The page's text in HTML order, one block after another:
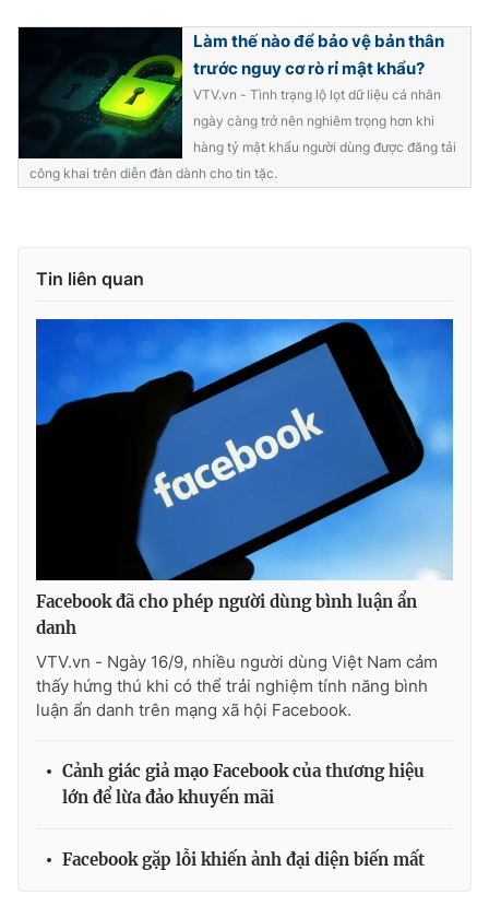
Liên hệ quảng cáo:024-7300.7108
® Cấm sao chép dưới mọi hình thức nếu không có sự chấp
thuận bằng văn bản. Ghi rõ nguồn VTV.vn khi phát hành lại
thông tin từ website này.
Làm thế nào để bảo vệ bản thân
trước nguy cơ rò rỉ mật khẩu?
VTV.vn - Tình trạng lộ lọt dữ liệu cá nhân
ngày càng trở nên nghiêm trọng hơn khi
hàng tỷ mật khẩu người dùng được đăng tải
công khai trên diễn đàn dành cho tin tặc.
Tin liên quan
Facebook đã cho phép người dùng bình luận ẩn
danh
VTV.vn - Ngày 16/9, nhiều người dùng Việt Nam cảm
thấy hứng thú khi có thể trải nghiệm tính năng bình
luận ẩn danh trên mạng xã hội Facebook.
Cảnh giác giả mạo Facebook của thương hiệu
lớn để lừa đảo khuyến mãi
Facebook gặp lỗi khiến ảnh đại diện biến mất